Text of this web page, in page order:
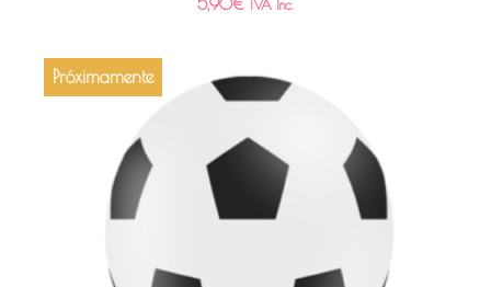
IVA Inc.
Próximamente